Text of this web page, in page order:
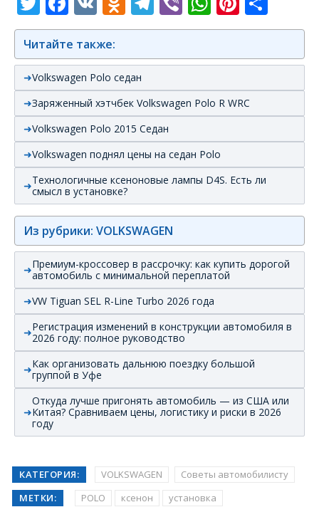
Читайте также:
Volkswagen Polo седан
Заряженный хэтчбек Volkswagen Polo R WRC
Volkswagen Polo 2015 Седан
Volkswagen поднял цены на седан Polo
Технологичные ксеноновые лампы D4S. Есть ли
смысл в установке?
Из рубрики: VOLKSWAGEN
Премиум-кроссовер в рассрочку: как купить дорогой
автомобиль с минимальной переплатой
VW Tiguan SEL R-Line Turbo 2026 года
Регистрация изменений в конструкции автомобиля в
2026 году: полное руководство
Как организовать дальнюю поездку большой
группой в Уфе
Откуда лучше пригонять автомобиль — из США или
Китая? Сравниваем цены, логистику и риски в 2026
году
КАТЕГОРИЯ: VOLKSWAGEN
Советы автомобилисту
МЕТКИ:
POLO ксенон установка